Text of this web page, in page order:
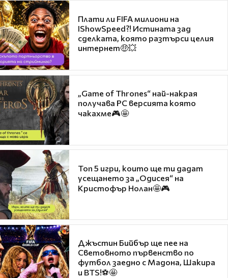
Плати ли FIFA милиони на
IShowSpeed?! Истината зад
сделката, която разтърси целия
интернет🤑💥
„Game of Thrones“ най-накрая
получава PC версията която
чакахме🎮🤩
Топ 5 игри, които ще ти дадат
усещането за „Одисея“ на
Кристофър Нолан🤩🎮
Джъстин Бийбър ще пее на
Световното първенство по
футбол заедно с Мадона, Шакира
и BTS!⚽🤩